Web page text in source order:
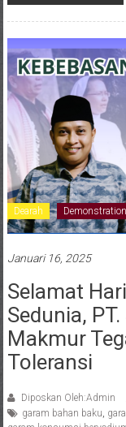
Dearah Demonstration
Januari 16, 2025
Selamat
Sedunia,
Makmur
Toleransi
Diposkan Oleh:Admin
garam bahan baku,